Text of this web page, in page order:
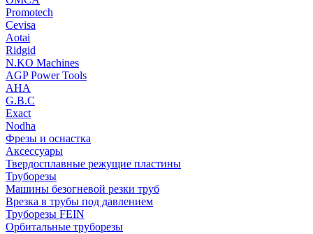
Promotech
Cevisa
Aotai
Ridgid
N.KO Machines
AGP Power Tools
AHA
G.B.C
Exact
Nodha
Фрезы и оснастка
Аксессуары
Твердосплавные режущие пластины
Труборезы
Машины безогневой резки труб
Врезка в трубы под давлением
Труборезы FEIN
Орбитальные труборезы